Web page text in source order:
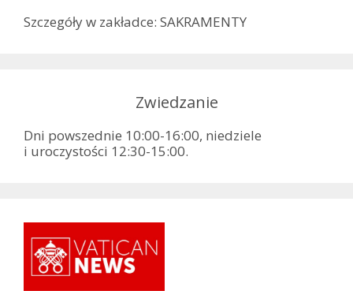
Szczegóły w zakładce: SAKRAMENTY
Zwiedzanie
Dni powszednie 10:00-16:00, niedziele
i uroczystości 12:30-15:00.